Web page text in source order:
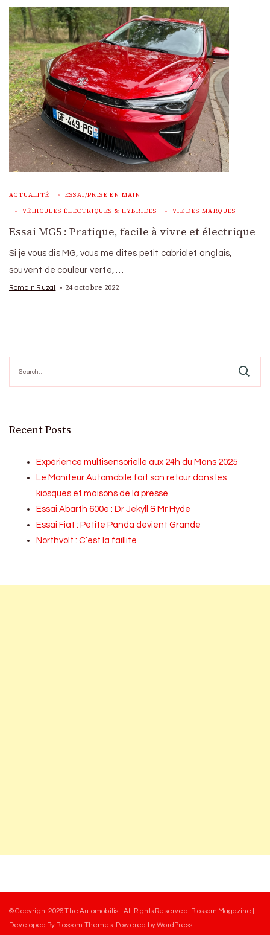
ACTUALITÉ ESSAI/PRISE EN MAIN
VÉHICULES ÉLECTRIQUES & HYBRIDES VIE DES MARQUES
Essai MG5 : Pratique, facile à vivre et électrique
Si je vous dis MG, vous me dites petit cabriolet anglais,
souvent de couleur verte, …
Romain Ruzal 24 octobre 2022
for:
Recent Posts
Expérience multisensorielle aux 24h du Mans 2025
Le Moniteur Automobile fait son retour dans les
kiosques et maisons de la presse
Essai Abarth 600e : Dr Jekyll & Mr Hyde
Essai Fiat : Petite Panda devient Grande
Northvolt : C’est la faillite
© Copyright 2026The Automobilist. All Rights Reserved. Blossom Magazine |
Developed By Blossom Themes. Powered byWordPress